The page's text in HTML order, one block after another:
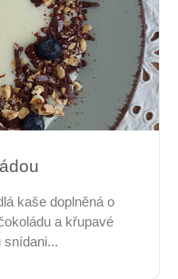
kaše doplněná o
a křupavé